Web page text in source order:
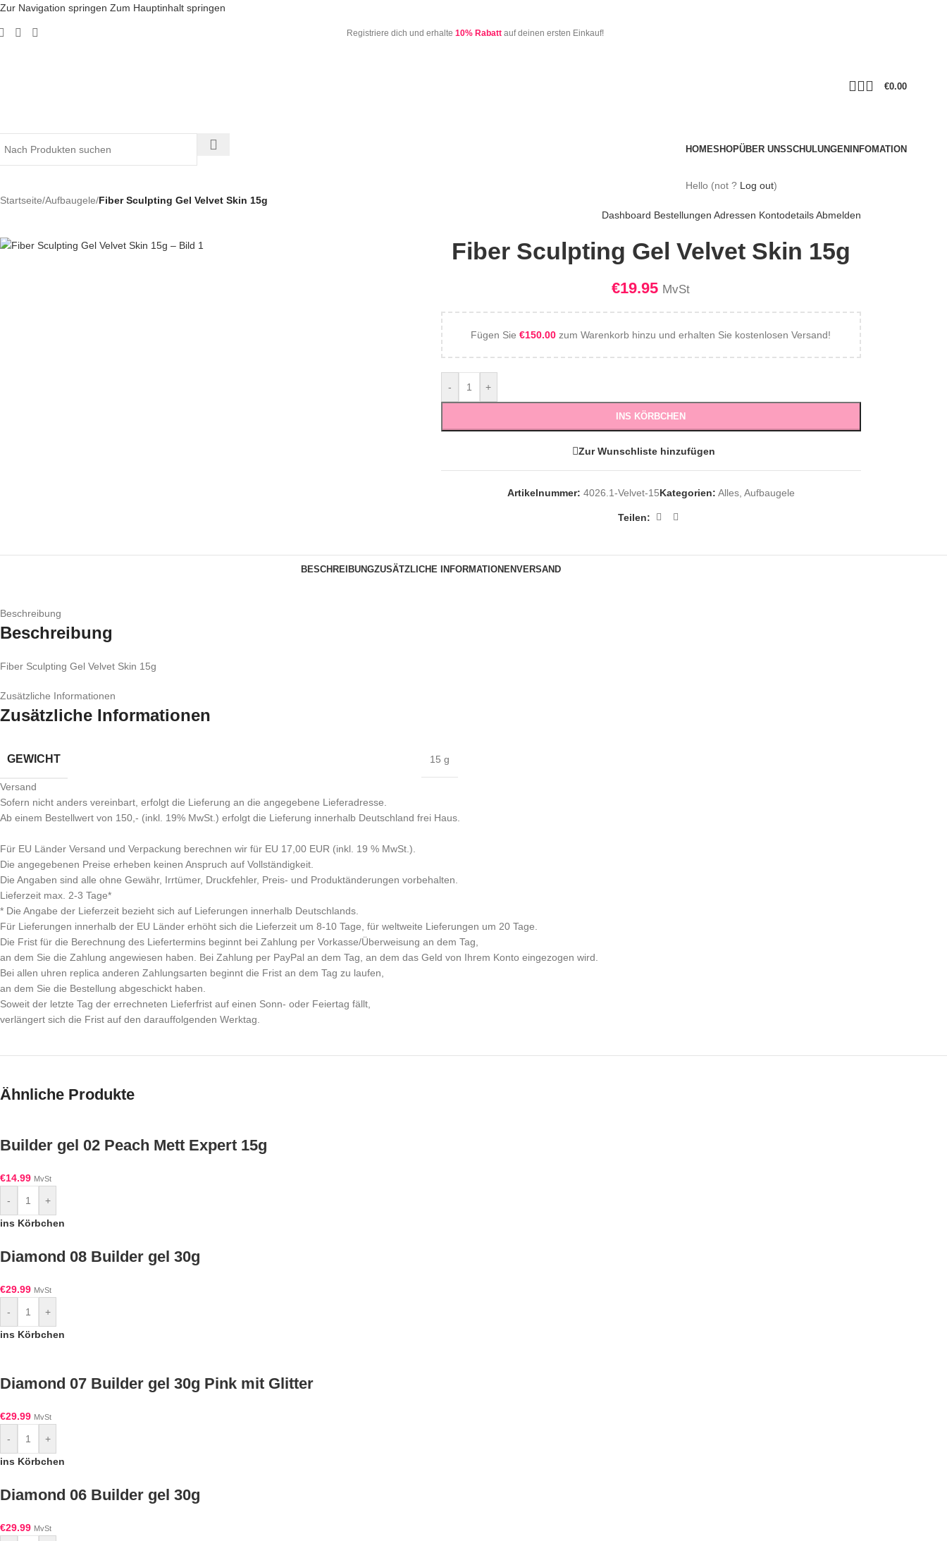
Zur Navigation springen Zum Hauptinhalt springen
Registriere dich und erhalte 10% Rabattauf deinen ersten Einkauf!
€0.00
HOMESHOPÜBER UNSSCHULUNGEN INFOMATION
Startseite/Aufbaugele/Fiber Sculpting Gel Velvet Skin 15g
Hello (not ? Log out)
Dashboard Bestellungen Adressen KontodetailsAbmelden
Fiber Sculpting Gel Velvet Skin 15g
€19.95 MvSt
Fügen Sie€150.00 zum Warenkorb hinzu und erhalten Sie kostenlosen Versand!
- +
INS KÖRBCHEN
Zur Wunschliste hinzufügen
Artikelnummer: 4026.1-Velvet-15Kategorien: Alles, Aufbaugele
Teilen:
BESCHREIBUNGZUSÄTZLICHE INFORMATIONENVERSAND
Beschreibung
Beschreibung
Fiber Sculpting Gel Velvet Skin 15g
Zusätzliche Informationen
Zusätzliche Informationen
GEWICHT 15 g
Versand
Sofern nicht anders vereinbart, erfolgt die Lieferung an die angegebene Lieferadresse.
Ab einem Bestellwert von 150,- (inkl. 19% MwSt.) erfolgt die Lieferung innerhalb Deutschland frei Haus.
Für EU Länder Versand und Verpackung berechnen wir für EU 17,00 EUR (inkl. 19 % MwSt.).
Die angegebenen Preise erheben keinen Anspruch auf Vollständigkeit.
Die Angaben sind alle ohne Gewähr, Irrtümer, Druckfehler, Preis- und Produktänderungen vorbehalten.
Lieferzeit max. 2-3 Tage*
* Die Angabe der Lieferzeit bezieht sich auf Lieferungen innerhalb Deutschlands.
Für Lieferungen innerhalb der EU Länder erhöht sich die Lieferzeit um 8-10 Tage, für weltweite Lieferungen um 20 Tage.
Die Frist für die Berechnung des Liefertermins beginnt bei Zahlung per Vorkasse/Überweisung an dem Tag,
an dem Sie die Zahlung angewiesen haben. Bei Zahlung per PayPal an dem Tag, an dem das Geld von Ihrem Konto eingezogen wird.
Bei allen uhren replica anderen Zahlungsarten beginnt die Frist an dem Tag zu laufen,
an dem Sie die Bestellung abgeschickt haben.
Soweit der letzte Tag der errechneten Lieferfrist auf einen Sonn- oder Feiertag fällt,
verlängert sich die Frist auf den darauffolgenden Werktag.
Ähnliche Produkte
Builder gel 02 Peach Mett Expert 15g
€14.99 MvSt
-
+
ins Körbchen
Diamond 08 Builder gel 30g
€29.99 MvSt
-
+
ins Körbchen
Diamond 07 Builder gel 30g Pink mit Glitter
€29.99 MvSt
-
+
ins Körbchen
Diamond 06 Builder gel 30g
€29.99 MvSt